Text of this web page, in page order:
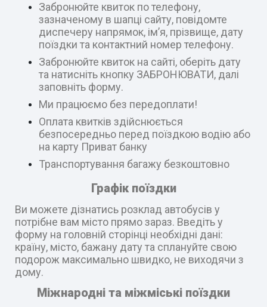
Забронюйте квиток по телефону,
зазначеному в шапці сайту, повідомте
диспечеру напрямок, ім’я, прізвище, дату
поїздки та контактний номер телефону.
Забронюйте квиток на сайті, оберіть дату
та натисніть кнопку ЗАБРОНЮВАТИ, далі
заповніть форму.
Ми працюємо без передоплати!
Оплата квитків здійснюється
безпосередньо перед поїздкою водію або
на карту Приват банку
Транспортування багажу безкоштовно
Графік поїздки
Ви можете дізнатись розклад автобусів у
потрібне вам місто прямо зараз. Введіть у
форму на головній сторінці необхідні дані:
країну, місто, бажану дату та сплануйте свою
подорож максимально швидко, не виходячи з
дому.
Міжнародні та міжміські поїздки